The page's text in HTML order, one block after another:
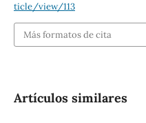
ticle/view/113
Más formatos de cita
Artículos similares